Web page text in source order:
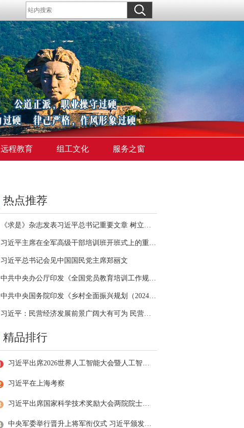
远程教育 组工文化 服务之窗
热点推荐
《求是》杂志发表习近平总书记重要文章 树立和践行正确政绩观
习近平主席在全军高级干部培训班开班式上的重要讲话引领全军开展思想整风、深化政治整训
习近平总书记会见中国国民党主席郑丽文
中共中央办公厅印发《全国党员教育培训工作规划（2024－2028年）》
中共中央国务院印发《乡村全面振兴规划（2024—2027年）》
习近平：民营经济发展前景广阔大有可为 民营企业和民营企业家大显身手正当其时
精品排行
习近平出席2026世界人工智能大会暨人工智能全球治理高级别会议开幕式并发表主旨讲话
习近平在上海考察
习近平出席国家科学技术奖励大会两院院士大会中国科协第十一次全国代表大会并发表重要讲话
中央军委举行晋升上将军衔仪式 习近平颁发命令状并向晋衔的军官表示祝贺